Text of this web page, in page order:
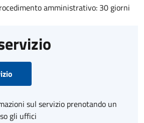
amministrativo: 30 giorni
sul servizio prenotando un
gli uffici